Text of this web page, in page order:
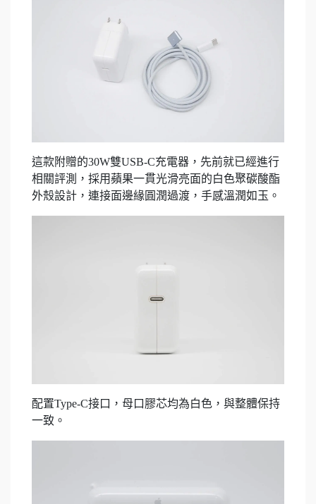
這款附贈的30W雙USB-C充電器，先前就已經進行
相關評測，採用蘋果一貫光滑亮面的白色聚碳酸酯
外殼設計，連接面邊緣圓潤過渡，手感溫潤如玉。
配置Type-C接口，母口膠芯均為白色，與整體保持
一致。